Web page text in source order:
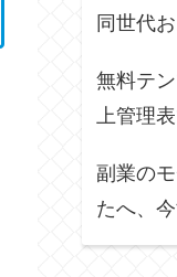
同世代
無料テ
上管理
副業の
たへ、